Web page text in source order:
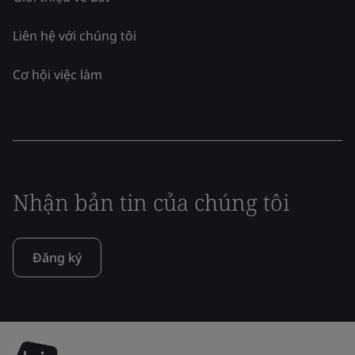
Liên hệ với chúng tôi
Cơ hội việc làm
Nhận bản tin của chúng tôi
Đăng ký